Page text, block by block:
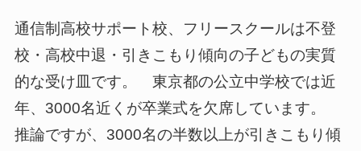
通信制高校サポート校、フリースクールは不登
校・高校中退・引きこもり傾向の子どもの実質
的な受け皿です。 東京都の公立中学校では近
年、3000名近くが卒業式を欠席しています。
推論ですが、3000名の半数以上が引きこもり傾